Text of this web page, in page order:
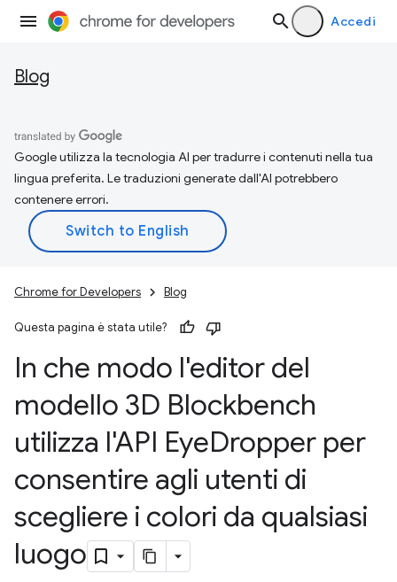
Accedi
Blog
Google utilizza la tecnologia AI per tradurre i contenuti nella tua
lingua preferita. Le traduzioni generate dall'AI potrebbero
contenere errori.
Chrome for Developers Blog
Questa pagina è stata utile?
In che modo l'editor del
modello 3D Blockbench
utilizza l'API EyeDropper per
consentire agli utenti di
scegliere i colori da qualsiasi
luogo